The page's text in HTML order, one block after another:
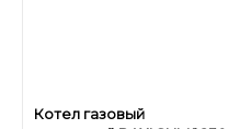
Котел газовый